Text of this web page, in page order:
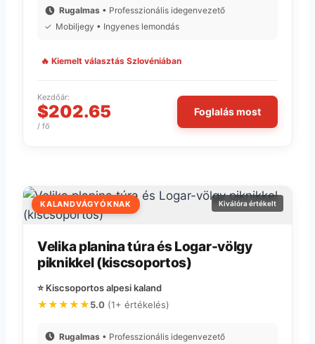
Rugalmas • Professzionális idegenvezető
✓ Mobiljegy • Ingyenes lemondás
🔥 Kiemelt választás Szlovéniában
Kezdőár:
$202.65
/ fő
Foglalás most
KALANDVÁGYÓKNAK Kiválóra értékelt
Velika planina túra és Logar-völgy
piknikkel (kiscsoportos)
⭐ Kiscsoportos alpesi kaland
★★★★★5.0 (1+ értékelés)
Rugalmas • Professzionális idegenvezető